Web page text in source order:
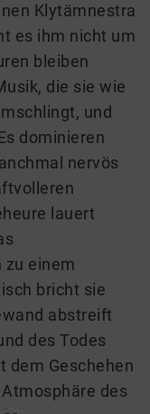
Klytämnestra
es ihm nicht um
bleiben
die sie wie
und
dominieren
nervös
lauert
zu einem
bricht sie
abstreift
des Todes
dem Geschehen
des